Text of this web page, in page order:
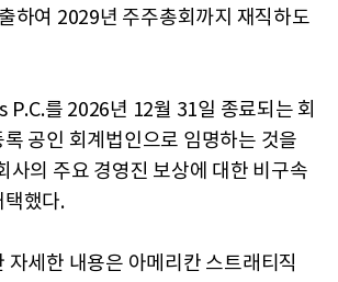
하여 2029년 주주총회까지 재직하도
P.C.를 2026년 12월 31일 종료되는 회
공인 회계법인으로 임명하는 것을
사의 주요 경영진 보상에 대한 비구속
택했다.
자세한 내용은 아메리칸 스트래티직